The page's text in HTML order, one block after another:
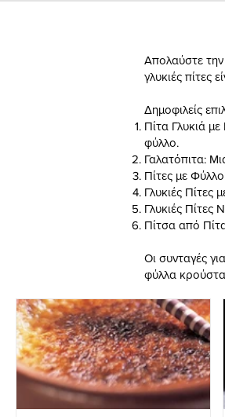
Απολαύστε
γλυκιές πίτες
Δημοφιλείς
Πίτα Γλυκιά
φύλλο.
Γαλατόπιτα:
Πίτες με
Γλυκιές Πίτες
Γλυκιές Πίτες
Πίτσα από
Οι συνταγές
φύλλα